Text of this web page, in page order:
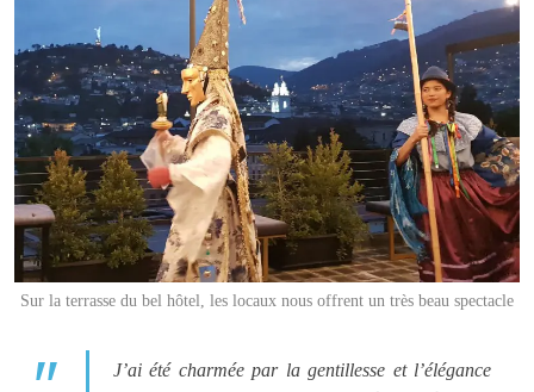
Sur la terrasse du bel hôtel, les locaux nous offrent un très beau spectacle
J’ai été charmée par la gentillesse et l’élégance